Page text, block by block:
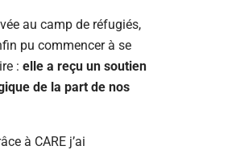
au camp de réfugiés,
pu commencer à se
: elle a reçu un soutien
de la part de nos
à CARE j’ai